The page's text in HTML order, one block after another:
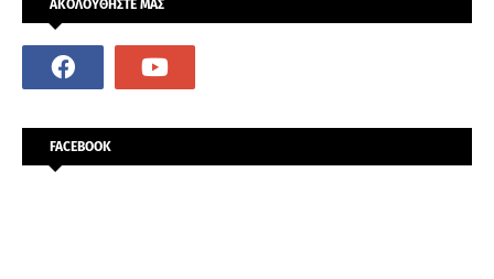
ΑΚΟΛΟΥΘΗΣΤΕ ΜΑΣ
FACEBOOK